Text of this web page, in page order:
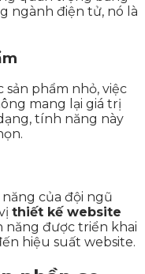
ngành điện tử, nó là
phẩm nhỏ, việc
mang lại giá trị
tính năng này
của đội ngũ
thiết kế website
được triển khai
hiệu suất website.